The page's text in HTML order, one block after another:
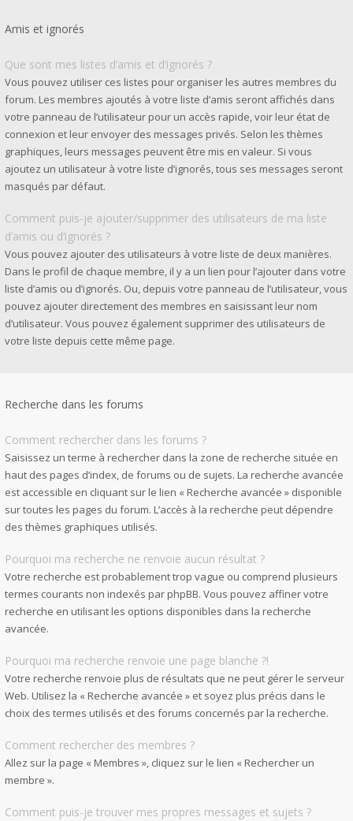
Amis et ignorés
Que sont mes listes d’amis et d’ignorés ?
Vous pouvez utiliser ces listes pour organiser les autres membres du
forum. Les membres ajoutés à votre liste d’amis seront affichés dans
votre panneau de l’utilisateur pour un accès rapide, voir leur état de
connexion et leur envoyer des messages privés. Selon les thèmes
graphiques, leurs messages peuvent être mis en valeur. Si vous
ajoutez un utilisateur à votre liste d’ignorés, tous ses messages seront
masqués par défaut.
Comment puis-je ajouter/supprimer des utilisateurs de ma liste
d’amis ou d’ignorés ?
Vous pouvez ajouter des utilisateurs à votre liste de deux manières.
Dans le profil de chaque membre, il y a un lien pour l’ajouter dans votre
liste d’amis ou d’ignorés. Ou, depuis votre panneau de l’utilisateur, vous
pouvez ajouter directement des membres en saisissant leur nom
d’utilisateur. Vous pouvez également supprimer des utilisateurs de
votre liste depuis cette même page.
Recherche dans les forums
Comment rechercher dans les forums ?
Saisissez un terme à rechercher dans la zone de recherche située en
haut des pages d’index, de forums ou de sujets. La recherche avancée
est accessible en cliquant sur le lien « Recherche avancée » disponible
sur toutes les pages du forum. L’accès à la recherche peut dépendre
des thèmes graphiques utilisés.
Pourquoi ma recherche ne renvoie aucun résultat ?
Votre recherche est probablement trop vague ou comprend plusieurs
termes courants non indexés par phpBB. Vous pouvez affiner votre
recherche en utilisant les options disponibles dans la recherche
avancée.
Pourquoi ma recherche renvoie une page blanche ?!
Votre recherche renvoie plus de résultats que ne peut gérer le serveur
Web. Utilisez la « Recherche avancée » et soyez plus précis dans le
choix des termes utilisés et des forums concernés par la recherche.
Comment rechercher des membres ?
Allez sur la page « Membres », cliquez sur le lien « Rechercher un
membre ».
Comment puis-je trouver mes propres messages et sujets ?